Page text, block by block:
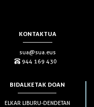
KONTAKTUA
sua@sua.eus
944 169 430
BIDALKETAK DOAN
ELKAR LIBURU-DENDETAN